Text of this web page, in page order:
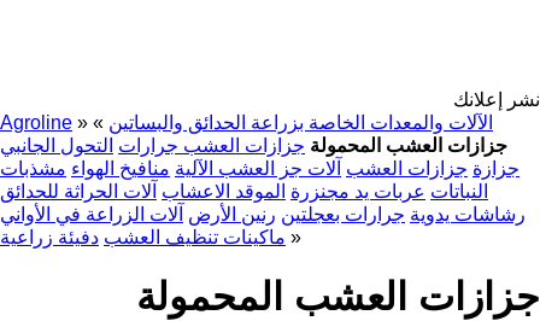
نشر إعلانك
Agroline » الآلات والمعدات الخاصة بزراعة الحدائق والبساتين »
جزازات العشب المحمولة جزازات العشب جرارات التحول الجانبي
جزازة جزازات العشب آلات جز العشب الآلية منافيخ الهواء مشذبات
النباتات عربات يد مجنزرة الموقد الاعشاب آلات الحراثة للحدائق
رشاشات يدوية جرارات بعجلتين رنين الأرض آلات الزراعة في الأواني
ماكينات تنظيف العشب دفيئة زراعية »
جزازات العشب المحمولة